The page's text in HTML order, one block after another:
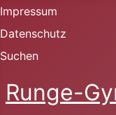
Impressum
Datenschutz
Suchen
Runge-